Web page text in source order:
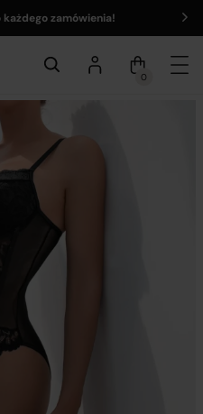
zamówienia!
0